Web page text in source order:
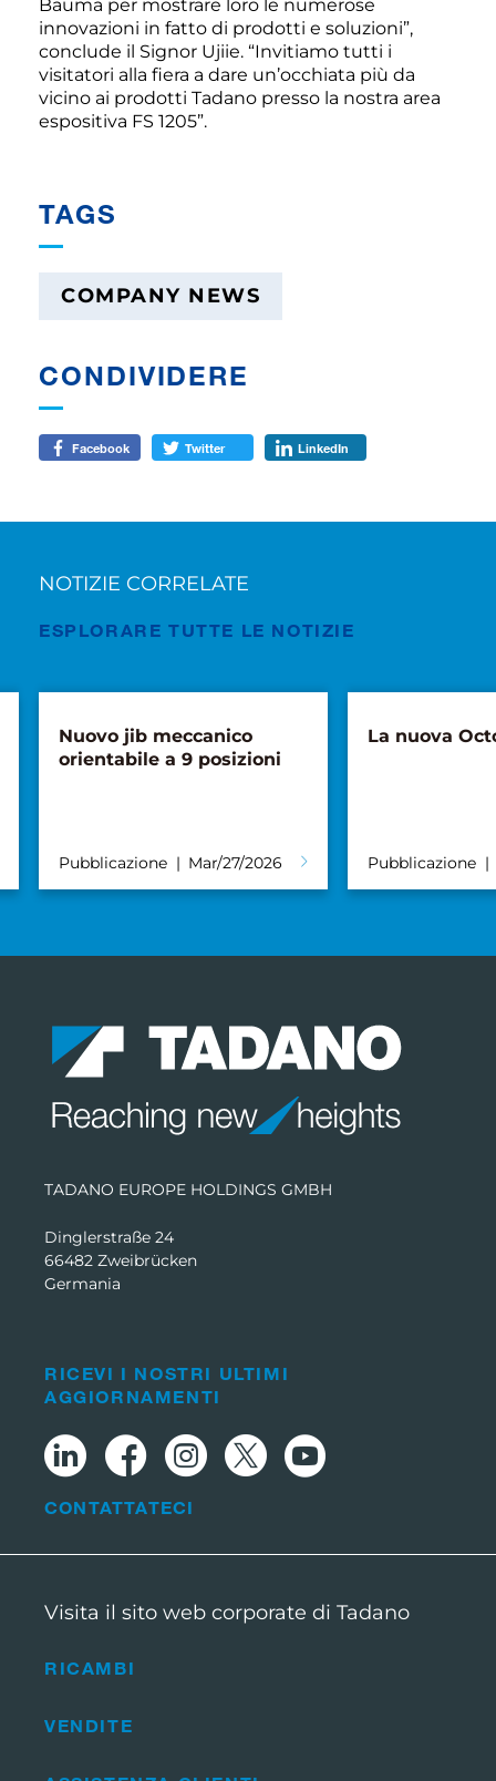
Bauma per mostrare loro le numerose
innovazioni in fatto di prodotti e soluzioni”,
conclude il Signor Ujiie. “Invitiamo tutti i
visitatori alla fiera a dare un’occhiata più da
vicino ai prodotti Tadano presso la nostra area
espositiva FS 1205”.
TAGS
COMPANY NEWS
CONDIVIDERE
Facebook Twitter LinkedIn
NOTIZIE CORRELATE
ESPLORARE TUTTE LE NOTIZIE
La nuova Octoplus 30
Pubblicazione Set/25/2025
Tadano
Pubblicazione
TADANO EUROPE HOLDINGS GMBH
Dinglerstraße 24
66482 Zweibrücken
Germania
RICAMBI
VENDITE
RICEVI I NOSTRI ULTIMI
AGGIORNAMENTI
CONTATTATECI
Visita il sito web corporate di Tadano